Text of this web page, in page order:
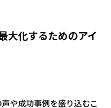
大化するためのアイ
や成功事例を盛り込むこ